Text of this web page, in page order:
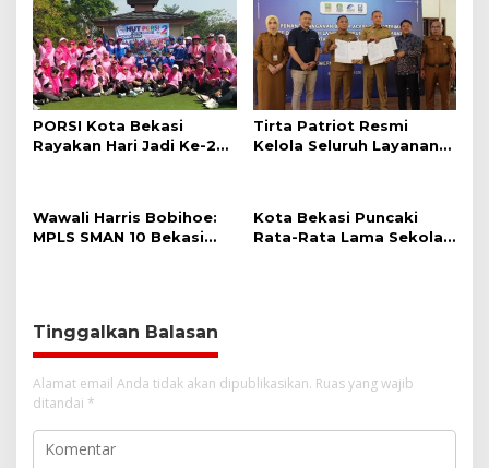
PORSI Kota Bekasi
Rayakan Hari Jadi Ke-2
Tirta Patriot Resmi
Kelola Seluruh Layanan
Sepakat Utamakan
Pelayanan Warga.
Wawali Harris Bobihoe:
MPLS SMAN 10 Bekasi
Kota Bekasi Puncaki
Rata-Rata Lama Sekolah
Tinggalkan Balasan
Alamat email Anda tidak akan dipublikasikan. Ruas yang wajib
ditandai *